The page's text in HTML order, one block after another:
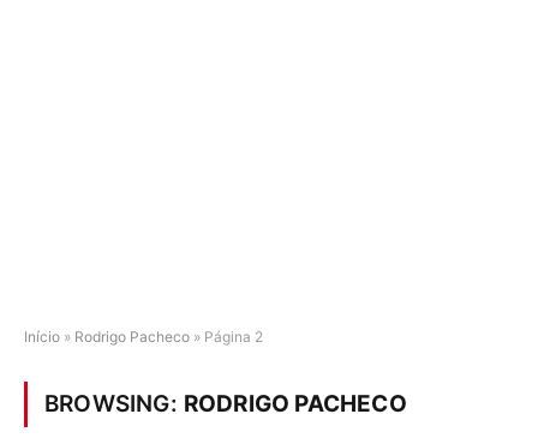
Início » Rodrigo Pacheco » Página 2
BROWSING: RODRIGO PACHECO